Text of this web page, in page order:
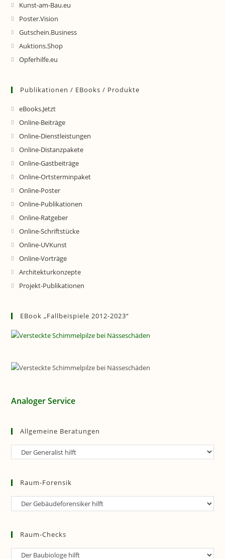
Kunst-am-Bau.eu
Poster.Vision
Gutschein.Business
Auktions.Shop
Opferhilfe.eu
Publikationen / EBooks / Produkte
eBooks.Jetzt
Online-Beiträge
Online-Dienstleistungen
Online-Distanzpakete
Online-Gastbeiträge
Online-Ortsterminpaket
Online-Poster
Online-Publikationen
Online-Ratgeber
Online-Schriftstücke
Online-UVKunst
Online-Vorträge
Architekturkonzepte
Projekt-Publikationen
EBook „Fallbeispiele 2012-2023“
Analoger Service
Allgemeine Beratungen
Allgemeine
Raum-Forensik
Raum-
Raum-Checks
Raum-